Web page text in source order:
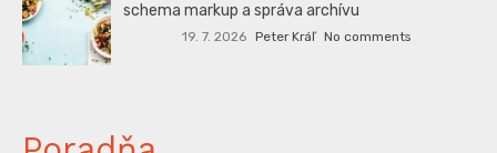
schema markup a správa archívu
19. 7. 2026 Peter Kráľ No comments